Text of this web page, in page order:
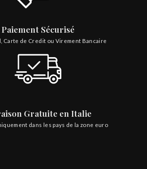
Paiement Sécurisé
Carte de Credit ou Virement Bancaire
Gratuite en Italie
dans les pays de la zone euro